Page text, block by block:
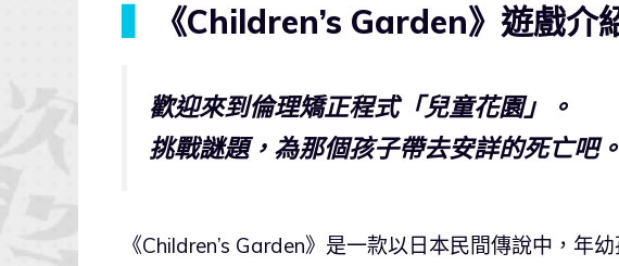
《Children’s Garden》遊戲介
歡迎來到倫理矯正程式「兒童花園」。
挑戰謎題，為那個孩子帶去安詳的死亡吧。
《Children’s Garden》是一款以日本民間傳說中，年